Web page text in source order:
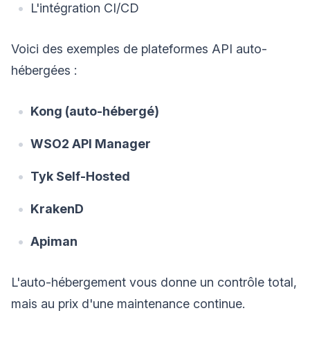
L'intégration CI/CD
Voici des exemples de plateformes API auto-
hébergées :
Kong (auto-hébergé)
WSO2 API Manager
Tyk Self-Hosted
KrakenD
Apiman
L'auto-hébergement vous donne un contrôle total,
mais au prix d'une maintenance continue.